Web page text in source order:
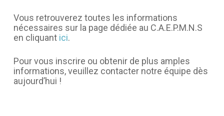
Vous retrouverez toutes les informations
nécessaires sur la page dédiée au C.A.E.P.M.N.S
en cliquant ici.
Pour vous inscrire ou obtenir de plus amples
informations, veuillez contacter notre équipe dès
aujourd’hui !